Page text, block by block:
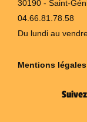
30190 - Saint-
04.66.81.78.58
Du lundi au
Mentions légales